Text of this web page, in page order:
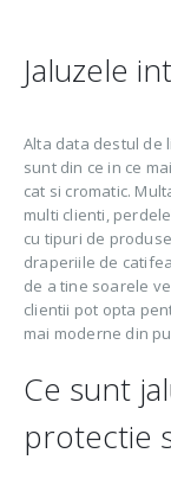
Jaluzele
Alta data destul de
sunt din ce in ce
cat si cromatic.
multi clienti,
cu tipuri de
draperiile de
de a tine soarele
clientii pot opta
mai moderne din
Ce sunt
protectie